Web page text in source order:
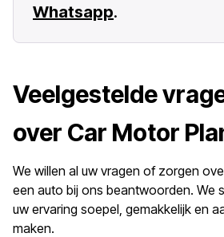
Whatsapp.
Veelgestelde
over Car Motor
We willen al uw vragen of zorgen
een auto bij ons beantwoorden. We
uw ervaring soepel, gemakkelijk en
maken.